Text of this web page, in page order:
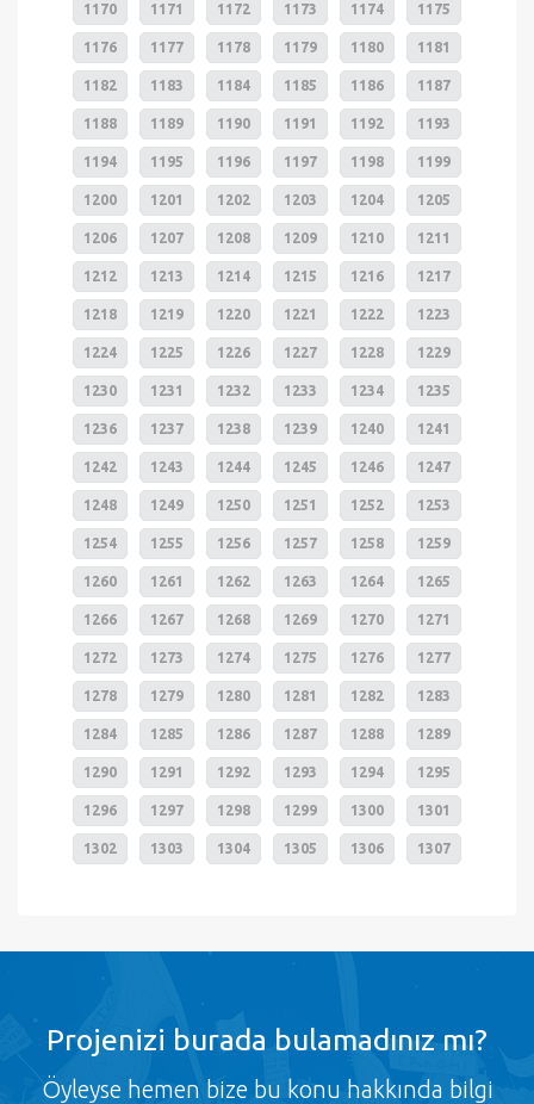
1170 1171 1172 1173 1174 1175
1176 1177 1178 1179 1180 1181
1182 1183 1184 1185 1186 1187
1188 1189 1190 1191 1192 1193
1194 1195 1196 1197 1198 1199
1200 1201 1202 1203 1204 1205
1206 1207 1208 1209 1210 1211
1212 1213 1214 1215 1216 1217
1218 1219 1220 1221 1222 1223
1224 1225 1226 1227 1228 1229
1230 1231 1232 1233 1234 1235
1236 1237 1238 1239 1240 1241
1242 1243 1244 1245 1246 1247
1248 1249 1250 1251 1252 1253
1254 1255 1256 1257 1258 1259
1260 1261 1262 1263 1264 1265
1266 1267 1268 1269 1270 1271
1272 1273 1274 1275 1276 1277
1278 1279 1280 1281 1282 1283
1284 1285 1286 1287 1288 1289
1290 1291 1292 1293 1294 1295
1296 1297 1298 1299 1300 1301
1302 1303 1304 1305 1306 1307
Projenizi burada bulamadınız mı?
Öyleyse hemen bize bu konu hakkında bilgi